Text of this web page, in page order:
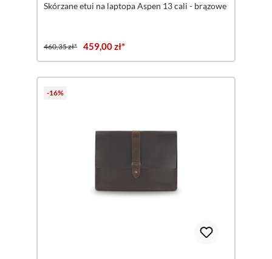
Skórzane etui na laptopa Aspen 13 cali - brązowe
460,35 zł* 459,00 zł*
-16%